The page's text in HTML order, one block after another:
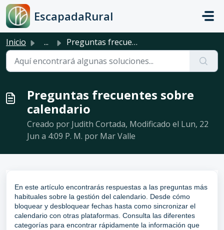
Saltar al contenido principal
EscapadaRural
Inicio ... Preguntas frecuentes sobre calendario
Preguntas frecuentes sobre
calendario
Creado por Judith Cortada, Modificado el Lun, 22
Jun a 4:09 P. M. por Mar Valle
En este artículo encontrarás respuestas a las preguntas más
habituales sobre la gestión del calendario. Desde cómo
bloquear y desbloquear fechas hasta como sincronizar el
calendario con otras plataformas. Consulta las diferentes
categorías para encontrar rápidamente la información que